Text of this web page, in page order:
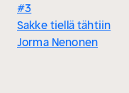
#3
Sakke tiellä tähtiin
Jorma Nenonen